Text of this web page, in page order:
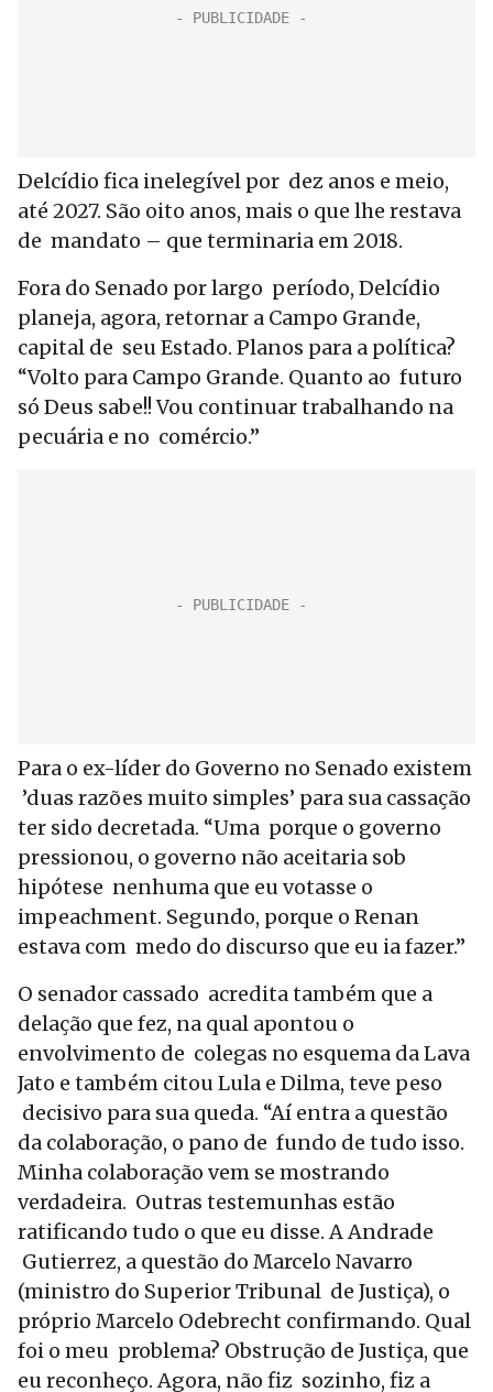
Delcídio fica inelegível por dez anos e meio,
até 2027. São oito anos, mais o que lhe restava
de mandato – que terminaria em 2018.
Fora do Senado por largo período, Delcídio
planeja, agora, retornar a Campo Grande,
capital de seu Estado. Planos para a política?
“Volto para Campo Grande. Quanto ao futuro
só Deus sabe!! Vou continuar trabalhando na
pecuária e no comércio.”
Para o ex-líder do Governo no Senado existem
’duas razões muito simples’ para sua cassação
ter sido decretada. “Uma porque o governo
pressionou, o governo não aceitaria sob
hipótese nenhuma que eu votasse o
impeachment. Segundo, porque o Renan
estava com medo do discurso que eu ia fazer.”
O senador cassado acredita também que a
delação que fez, na qual apontou o
envolvimento de colegas no esquema da Lava
Jato e também citou Lula e Dilma, teve peso
decisivo para sua queda. “Aí entra a questão
da colaboração, o pano de fundo de tudo isso.
Minha colaboração vem se mostrando
verdadeira. Outras testemunhas estão
ratificando tudo o que eu disse. A Andrade
Gutierrez, a questão do Marcelo Navarro
(ministro do Superior Tribunal de Justiça), o
próprio Marcelo Odebrecht confirmando. Qual
foi o meu problema? Obstrução de Justiça, que
eu reconheço. Agora, não fiz sozinho, fiz a